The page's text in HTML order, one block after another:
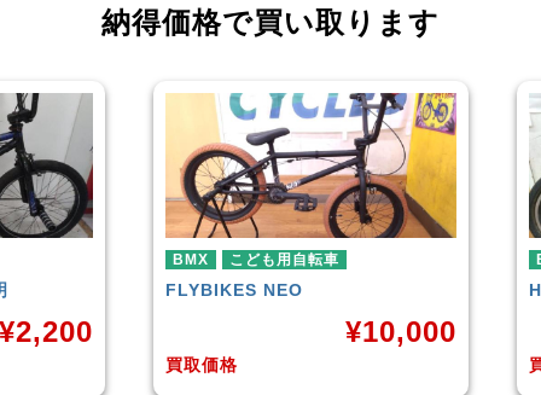
納得価格で買い取ります
¥10,000
BMX
HARODOWNTOWN
買取価格
¥4,225